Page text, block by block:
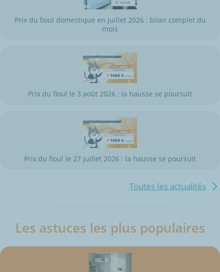
Prix du fioul domestique en juillet 2026 : bilan complet du
mois
Prix du fioul le 3 août 2026 : la hausse se poursuit
Prix du fioul le 27 juillet 2026 : la hausse se poursuit
Toutes les actualités
Les astuces les plus populaires